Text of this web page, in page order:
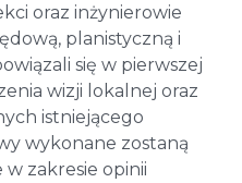
oraz inżynierowie
planistyczną i
się w pierwszej
wizji lokalnej oraz
istniejącego
wykonane zostaną
zakresie opinii